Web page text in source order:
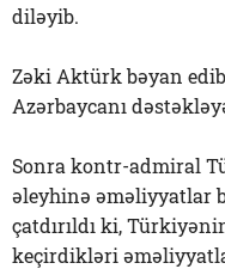
diləyib.
Zəki Aktürk bəyan
Azərbaycanı
Sonra kontr-admiral
əleyhinə əməliyyatlar
çatdırıldı ki,
keçirdikləri